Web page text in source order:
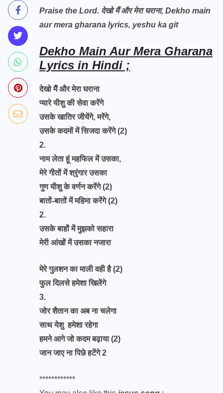
Praise the Lord. देखो मैं और मेरा घराना, Dekho main
aur mera gharana lyrics, yeshu ka git
Dekho Main Aur Mera Gharana
Lyrics in Hindi ;
देखो मैं और मेरा घराना
प्यारे यीशु की सेवा करेंगे
उसके खातिर जीयेंगे, मरेंगे,
उसके कदमों में सिजदा करेंगे (2)
2.
नाम लेता हूं महफिल में उसका,
मेरे गीतों में श्रृंगार उसका
गुण यीशु के वर्णन करेंगे (2)
बातों-बातों में महिमा करेंगे (2)
2.
उसके बाहों में मुझको सहारा
मेरी आंखों में उसका नजारा
मेरे गुलशन का माली वही है (2)
फुल दिलसे हमेशा खिलेंगे
3.
जोर शैतान का अब ना चलेगा
साथ येशु हमेशा रहेगा
हमने आगे जो कदम बढ़ाया (2)
जान जाए ना पिछे हटेंगे 2
************